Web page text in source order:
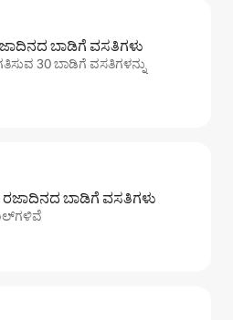
ಬಾಡಿಗೆ ವಸತಿಗಳು
30 ಬಾಡಿಗೆ ವಸತಿಗಳನ್ನು
ಬಾಡಿಗೆ ವಸತಿಗಳು